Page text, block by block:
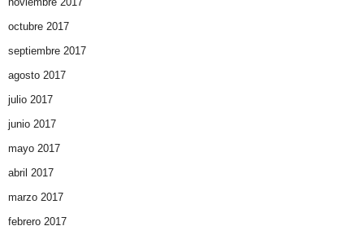
octubre 2017
septiembre 2017
agosto 2017
julio 2017
junio 2017
mayo 2017
abril 2017
marzo 2017
febrero 2017